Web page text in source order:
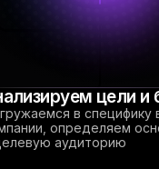
цели и
в специфику
определяем
аудиторию